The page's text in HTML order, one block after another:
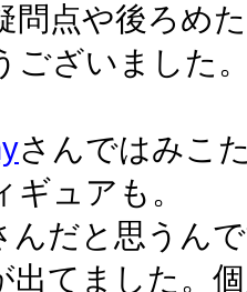
問点や後ろめ
ございました
さんではみこ
ギュアも。
んだと思うん
出てました。